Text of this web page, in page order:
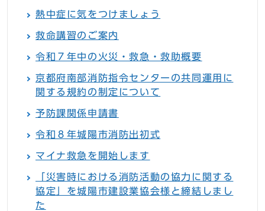
熱中症に気をつけましょう
救命講習のご案内
令和７年中の火災・救急・救助概要
京都府南部消防指令センターの共同運用に
関する規約の制定について
予防課関係申請書
令和８年城陽市消防出初式
マイナ救急を開始します
「災害時における消防活動の協力に関する
協定」を城陽市建設業協会様と締結しまし
た